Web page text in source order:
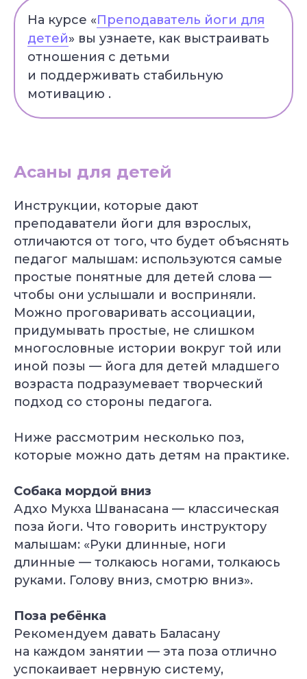
На курсе «Преподаватель йоги для
детей» вы узнаете, как выстраивать
отношения с детьми
и поддерживать стабильную
мотивацию .
Асаны для детей
Инструкции, которые дают
преподаватели йоги для взрослых,
отличаются от того, что будет объяснять
педагог малышам: используются самые
простые понятные для детей слова —
чтобы они услышали и восприняли.
Можно проговаривать ассоциации,
придумывать простые, не слишком
многословные истории вокруг той или
иной позы — йога для детей младшего
возраста подразумевает творческий
подход со стороны педагога.
Ниже рассмотрим несколько поз,
которые можно дать детям на практике.
Собака мордой вниз
Адхо Мукха Шванасана — классическая
поза йоги. Что говорить инструктору
малышам: «Руки длинные, ноги
длинные — толкаюсь ногами, толкаюсь
руками. Голову вниз, смотрю вниз».
Поза ребёнка
Рекомендуем давать Баласану
на каждом занятии — эта поза отлично
успокаивает нервную систему,